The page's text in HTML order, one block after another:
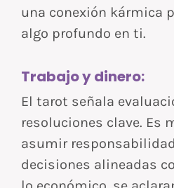
una conexión kármica
algo profundo en ti.
Trabajo y dinero:
El tarot señala
resoluciones clave. Es
asumir
decisiones alineadas